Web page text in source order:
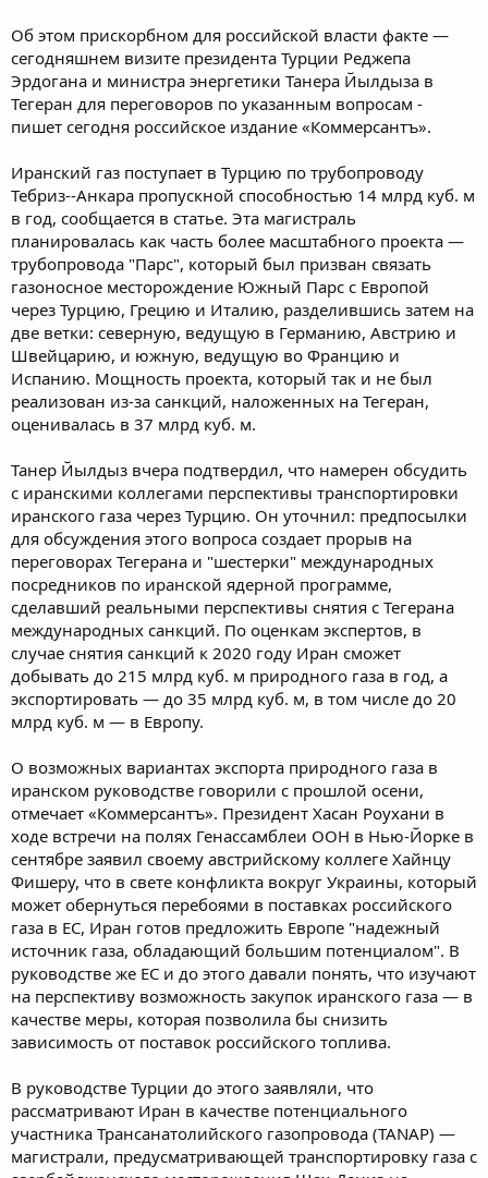
Об этом прискорбном для российской власти факте —
сегодняшнем визите президента Турции Реджепа
Эрдогана и министра энергетики Танера Йылдыза в
Тегеран для переговоров по указанным вопросам -
пишет сегодня российское издание «Коммерсантъ».
Иранский газ поступает в Турцию по трубопроводу
Тебриз--Анкара пропускной способностью 14 млрд куб. м
в год, сообщается в статье. Эта магистраль
планировалась как часть более масштабного проекта —
трубопровода "Парс", который был призван связать
газоносное месторождение Южный Парс с Европой
через Турцию, Грецию и Италию, разделившись затем на
две ветки: северную, ведущую в Германию, Австрию и
Швейцарию, и южную, ведущую во Францию и
Испанию. Мощность проекта, который так и не был
реализован из-за санкций, наложенных на Тегеран,
оценивалась в 37 млрд куб. м.
Танер Йылдыз вчера подтвердил, что намерен обсудить
с иранскими коллегами перспективы транспортировки
иранского газа через Турцию. Он уточнил: предпосылки
для обсуждения этого вопроса создает прорыв на
переговорах Тегерана и "шестерки" международных
посредников по иранской ядерной программе,
сделавший реальными перспективы снятия с Тегерана
международных санкций. По оценкам экспертов, в
случае снятия санкций к 2020 году Иран сможет
добывать до 215 млрд куб. м природного газа в год, а
экспортировать — до 35 млрд куб. м, в том числе до 20
млрд куб. м — в Европу.
О возможных вариантах экспорта природного газа в
иранском руководстве говорили с прошлой осени,
отмечает «Коммерсантъ». Президент Хасан Роухани в
ходе встречи на полях Генассамблеи ООН в Нью-Йорке в
сентябре заявил своему австрийскому коллеге Хайнцу
Фишеру, что в свете конфликта вокруг Украины, который
может обернуться перебоями в поставках российского
газа в ЕС, Иран готов предложить Европе "надежный
источник газа, обладающий большим потенциалом". В
руководстве же ЕС и до этого давали понять, что изучают
на перспективу возможность закупок иранского газа — в
качестве меры, которая позволила бы снизить
зависимость от поставок российского топлива.
В руководстве Турции до этого заявляли, что
рассматривают Иран в качестве потенциального
участника Трансанатолийского газопровода (TANAP) —
магистрали, предусматривающей транспортировку газа с